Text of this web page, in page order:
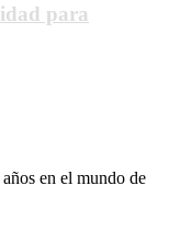
para
en el mundo de